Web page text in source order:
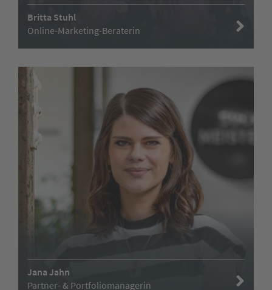
Britta Stuhl
Online-Marketing-Beraterin
Jana Jahn
Partner- & Portfoliomanagerin